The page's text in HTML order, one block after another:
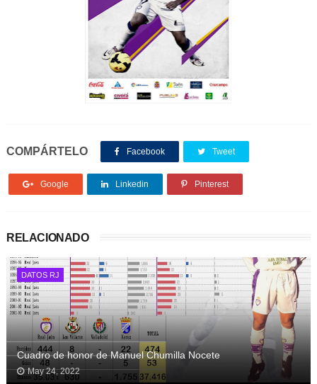
COMPÁRTELO Facebook Tweet
Google Linkedin Pinterest
RELACIONADO
DATOS RJ
Cuadro de honor de Manuel Chumilla Nocete
May 24, 2022